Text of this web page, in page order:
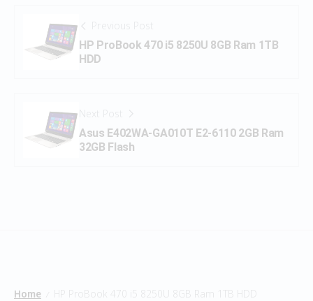
Previous Post
HP ProBook 470 i5 8250U 8GB Ram 1TB
HDD
Next Post
Asus E402WA-GA010T E2-6110 2GB Ram
32GB Flash
Home HP ProBook 470 i5 8250U 8GB Ram 1TB HDD